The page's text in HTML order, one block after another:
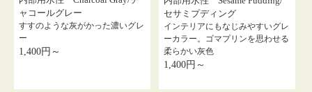
ャコールグレー
すすのような灰がかった濃いグレ
ー
1,400円～
セサミプディング
インテリアにもなじみやすいグレ
ーカラー。ゴマプリンを思わせる
柔らかい灰色
1,400円～